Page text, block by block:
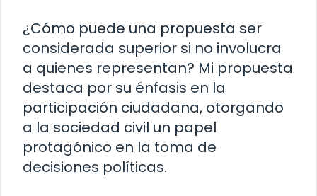
¿Cómo puede una propuesta ser
considerada superior si no involucra
a quienes representan? Mi propuesta
destaca por su énfasis en la
participación ciudadana, otorgando
a la sociedad civil un papel
protagónico en la toma de
decisiones políticas.